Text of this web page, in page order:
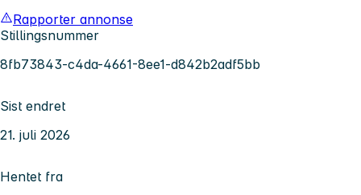
Rapporter annonse
Stillingsnummer
8fb73843-c4da-4661-8ee1-d842b2adf5bb
Sist endret
21. juli 2026
Hentet fra